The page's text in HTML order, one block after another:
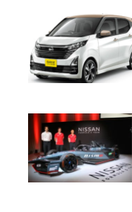
【画像34枚」イイコト
チラ